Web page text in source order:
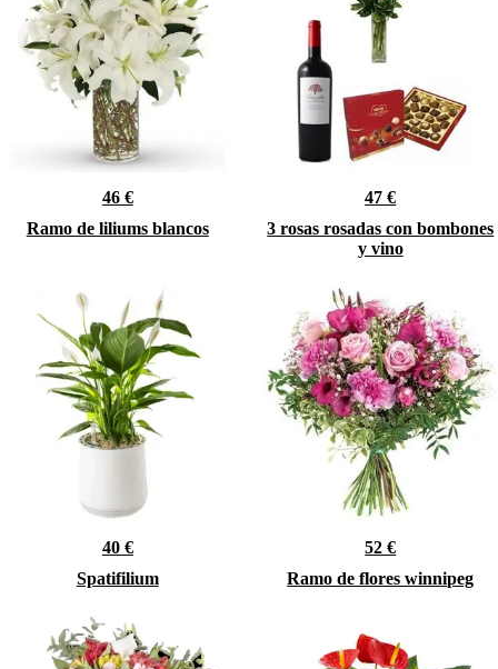
46 €
Ramo de liliums blancos
47 €
3 rosas rosadas con bombones
y vino
40 €
Spatifilium
52 €
Ramo de flores winnipeg